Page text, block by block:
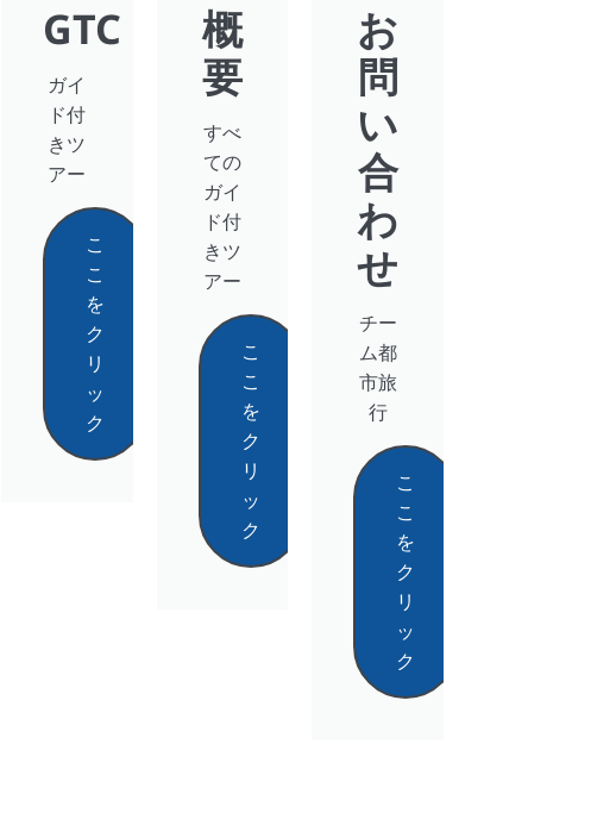
GTC
ガイ
ド付
きツ
アー
こ
こ
を
ク
リ
ッ
ク
概
要
すべ
ての
ガイ
ド付
きツ
アー
こ
こ
を
ク
リ
ッ
ク
お
問
い
合
わ
せ
チー
ム都
市旅
行
こ
こ
を
ク
リ
ッ
ク